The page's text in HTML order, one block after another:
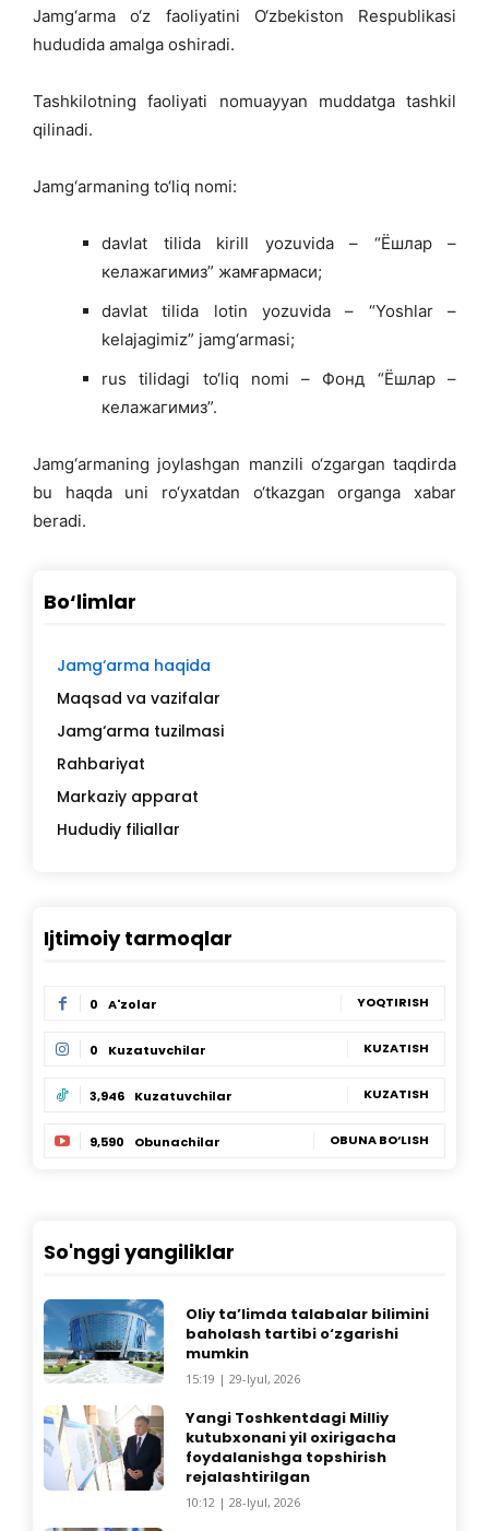
Jamg‘arma o‘z faoliyatini O‘zbekiston Respublikasi
hududida amalga oshiradi.
Tashkilotning faoliyati nomuayyan muddatga tashkil
qilinadi.
Jamg‘armaning to‘liq nomi:
davlat tilida kirill yozuvida – “Ёшлар –
келажагимиз” жамғармаси;
davlat tilida lotin yozuvida – “Yoshlar –
kelajagimiz” jamg‘armasi;
rus tilidagi to‘liq nomi – Фонд “Ёшлар –
келажагимиз”.
Jamg‘armaning joylashgan manzili o‘zgargan taqdirda
bu haqda uni ro‘yxatdan o‘tkazgan organga xabar
beradi.
Bo‘limlar
Jamg‘arma haqida
Maqsad va vazifalar
Jamg‘arma tuzilmasi
Rahbariyat
Markaziy apparat
Hududiy filiallar
Ijtimoiy tarmoqlar
0 A'zolar YOQTIRISH
0 Kuzatuvchilar KUZATISH
3,946 Kuzatuvchilar KUZATISH
9,590 Obunachilar OBUNA BO‘LISH
So'nggi yangiliklar
Oliy ta’limda talabalar bilimini
baholash tartibi o‘zgarishi
mumkin
15:19 | 29-Iyul, 2026
Yangi Toshkentdagi Milliy
kutubxonani yil oxirigacha
foydalanishga topshirish
rejalashtirilgan
10:12 | 28-Iyul, 2026